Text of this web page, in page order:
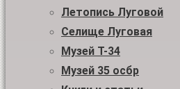
Летопись Луговой
Селище Луговая
Музей Т-34
Музей 35 осбр